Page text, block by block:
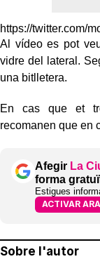
https://twitter.com/
Al vídeo es pot
vidre del lateral.
una bitlletera.
En cas que et
recomanen que en
Afegir La
forma
Estigues
ACTIVAR ARA
Sobre l'autor